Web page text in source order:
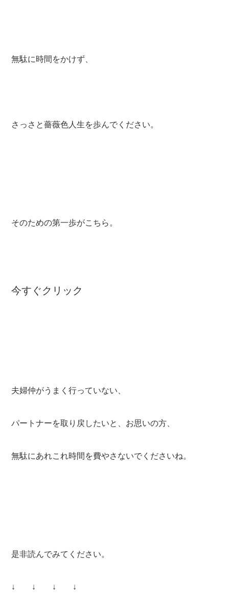
無駄に時間をかけず、
さっさと薔薇色人生を歩んでください。
そのための第一歩がこちら。
今すぐクリック
夫婦仲がうまく行っていない、
パートナーを取り戻したいと、お思いの方、
無駄にあれこれ時間を費やさないでくださいね。
是非読んでみてください。
↓ ↓ ↓ ↓